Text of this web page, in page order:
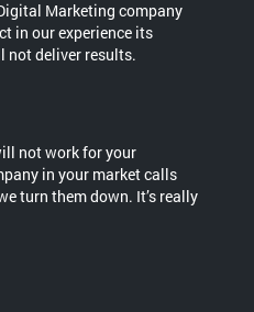
Marketing company
in our experience its
not deliver results.
not work for your
in your market calls
turn them down. It’s really